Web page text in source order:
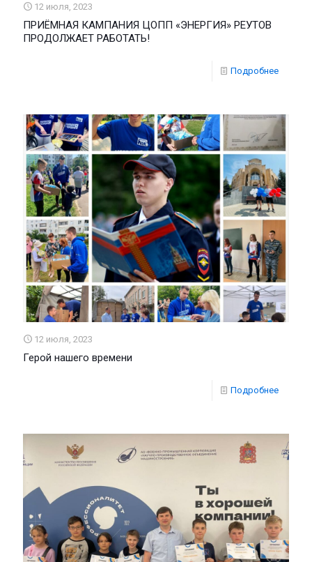
12 июля, 2023
ПРИЁМНАЯ КАМПАНИЯ ЦОПП «ЭНЕРГИЯ» РЕУТОВ
ПРОДОЛЖАЕТ РАБОТАТЬ!
Подробнее
12 июля, 2023
Герой нашего времени
Подробнее